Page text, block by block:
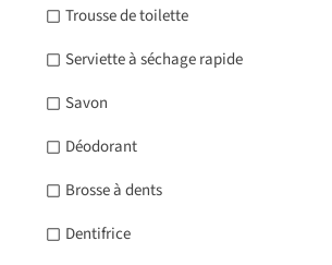
Trousse de toilette
Serviette à séchage rapide
Savon
Déodorant
Brosse à dents
Dentifrice